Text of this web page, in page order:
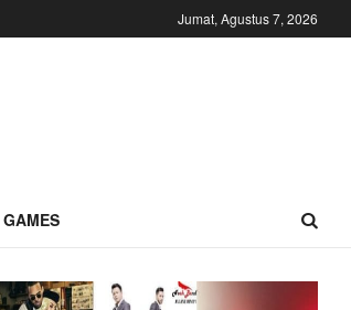
Jumat, Agustus 7, 2026
GAMES